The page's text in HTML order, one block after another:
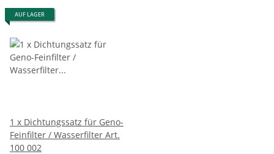
AUF LAGER
1 x Dichtungssatz für Geno-
Feinfilter / Wasserfilter Art.
100 002